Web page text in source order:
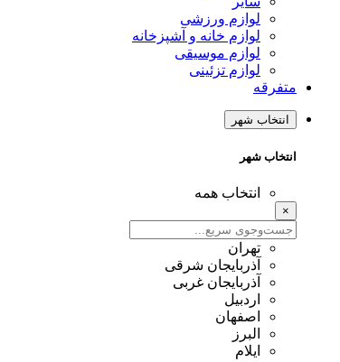
لوازم ورزشی
لوازم خانه و آشپزخانه
لوازم موسیقی
لوازم تزئینی
متفرقه
انتخاب شهر
انتخاب شهر
انتخاب همه
×
تهران
آذربایجان شرقی
آذربایجان غربی
اردبیل
اصفهان
البرز
ایلام